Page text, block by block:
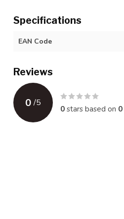
Specifications
EAN Code
Reviews
0 /5
0stars based on 0